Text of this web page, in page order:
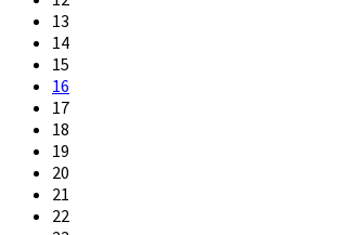
13
14
15
16
17
18
19
20
21
22